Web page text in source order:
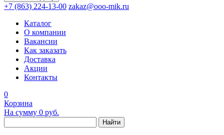
+7 (863) 224-13-00 zakaz@ooo-mik.ru
Каталог
О компании
Вакансии
Как заказать
Доставка
Акции
Контакты
0
Корзина
На сумму 0 руб.
Найти